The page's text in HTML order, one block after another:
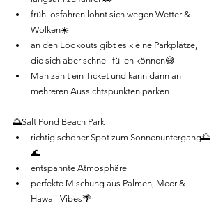
früh losfahren lohnt sich wegen Wetter &
Wolken☀️
an den Lookouts gibt es kleine Parkplätze,
die sich aber schnell füllen können😅
Man zahlt ein Ticket und kann dann an
mehreren Aussichtspunkten parken
🌅Salt Pond Beach Park
richtig schöner Spot zum Sonnenuntergang🌅
🌊
entspannte Atmosphäre
perfekte Mischung aus Palmen, Meer &
Hawaii-Vibes🌴